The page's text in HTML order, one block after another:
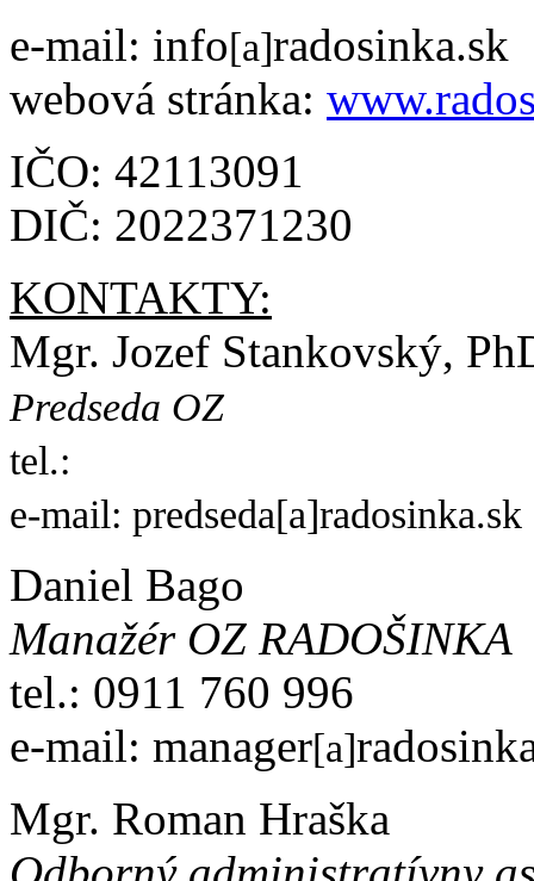
e-mail: info[a]radosinka.sk
webová stránka:
IČO: 42113091
DIČ: 2022371230
KONTAKTY:
Mgr. Jozef Stankovský,
Predseda OZ
tel.:
e-mail: predseda[a]radosinka.sk
Daniel Bago
Manažér OZ RADOŠINKA
tel.: 0911 760 996
e-mail: manager[a]
Mgr. Roman Hraška